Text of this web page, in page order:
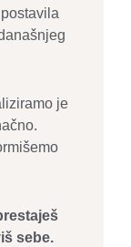
je
sebe.